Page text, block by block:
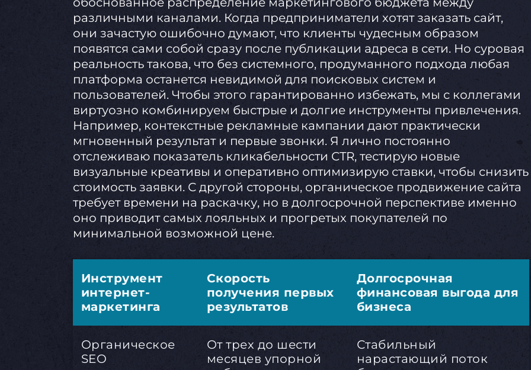
различными каналами. Когда предприниматели хотят заказать сайт,
они зачастую ошибочно думают, что клиенты чудесным образом
появятся сами собой сразу после публикации адреса в сети. Но суровая
реальность такова, что без системного, продуманного подхода любая
платформа останется невидимой для поисковых систем и
пользователей. Чтобы этого гарантированно избежать, мы с коллегами
виртуозно комбинируем быстрые и долгие инструменты привлечения.
Например, контекстные рекламные кампании дают практически
мгновенный результат и первые звонки. Я лично постоянно
отслеживаю показатель кликабельности CTR, тестирую новые
визуальные креативы и оперативно оптимизирую ставки, чтобы снизить
стоимость заявки. С другой стороны, органическое продвижение сайта
требует времени на раскачку, но в долгосрочной перспективе именно
оно приводит самых лояльных и прогретых покупателей по
минимальной возможной цене.
Инструмент
интернет-
маркетинга
Скорость
получения первых
результатов
Долгосрочная
финансовая выгода для
бизнеса
Органическое
SEO
От трех до шести
месяцев упорной
Стабильный
нарастающий поток